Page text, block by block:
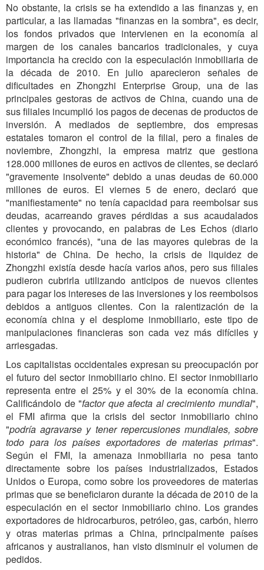
No obstante, la crisis se ha extendido a las finanzas y, en
particular, a las llamadas "finanzas en la sombra", es decir,
los fondos privados que intervienen en la economía al
margen de los canales bancarios tradicionales, y cuya
importancia ha crecido con la especulación inmobiliaria de
la década de 2010. En julio aparecieron señales de
dificultades en Zhongzhi Enterprise Group, una de las
principales gestoras de activos de China, cuando una de
sus filiales incumplió los pagos de decenas de productos de
inversión. A mediados de septiembre, dos empresas
estatales tomaron el control de la filial, pero a finales de
noviembre, Zhongzhi, la empresa matriz que gestiona
128.000 millones de euros en activos de clientes, se declaró
"gravemente insolvente" debido a unas deudas de 60.000
millones de euros. El viernes 5 de enero, declaró que
"manifiestamente" no tenía capacidad para reembolsar sus
deudas, acarreando graves pérdidas a sus acaudalados
clientes y provocando, en palabras de Les Echos (diario
económico francés), "una de las mayores quiebras de la
historia" de China. De hecho, la crisis de liquidez de
Zhongzhi existía desde hacía varios años, pero sus filiales
pudieron cubrirla utilizando anticipos de nuevos clientes
para pagar los intereses de las inversiones y los reembolsos
debidos a antiguos clientes. Con la ralentización de la
economía china y el desplome inmobiliario, este tipo de
manipulaciones financieras son cada vez más difíciles y
arriesgadas.
Los capitalistas occidentales expresan su preocupación por
el futuro del sector inmobiliario chino. El sector inmobiliario
representa entre el 25% y el 30% de la economía china.
Calificándolo de "factor que afecta al crecimiento mundial",
el FMI afirma que la crisis del sector inmobiliario chino
"podría agravarse y tener repercusiones mundiales, sobre
todo para los países exportadores de materias primas".
Según el FMI, la amenaza inmobiliaria no pesa tanto
directamente sobre los países industrializados, Estados
Unidos o Europa, como sobre los proveedores de materias
primas que se beneficiaron durante la década de 2010 de la
especulación en el sector inmobiliario chino. Los grandes
exportadores de hidrocarburos, petróleo, gas, carbón, hierro
y otras materias primas a China, principalmente países
africanos y australianos, han visto disminuir el volumen de
pedidos.